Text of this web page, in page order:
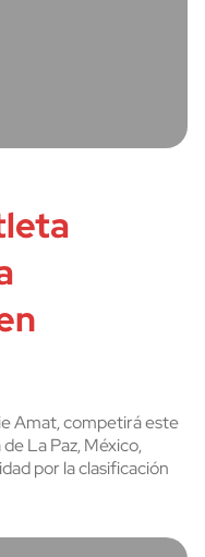
Amat, competirá este
La Paz, México,
por la clasificación